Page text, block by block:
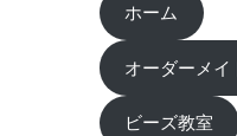
ホーム
オーダーメイ
ビーズ教室